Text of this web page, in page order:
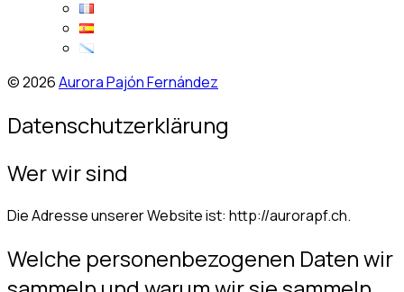
© 2026Aurora Pajón Fernández
Datenschutzerklärung
Wer wir sind
Die Adresse unserer Website ist: http://aurorapf.ch.
Welche personenbezogenen Daten wir